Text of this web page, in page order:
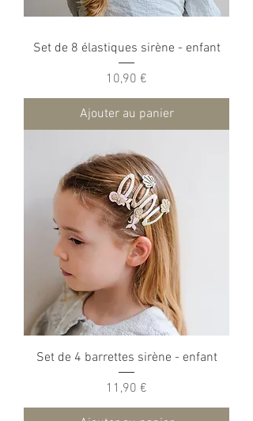
Set de 8 élastiques sirène - enfant
Prix
10,90 €
Ajouter au panier
Set de 4 barrettes sirène - enfant
Prix
11,90 €